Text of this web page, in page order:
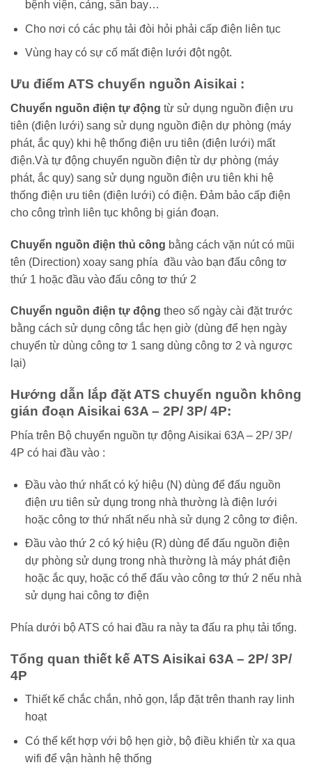
bệnh viện, cảng, sân bay…
Cho nơi có các phụ tải đòi hỏi phải cấp điện liên tục
Vùng hay có sự cố mất điện lưới đột ngột.
Ưu điểm ATS chuyển nguồn Aisikai :
Chuyển nguồn điện tự động từ sử dụng nguồn điện ưu
tiên (điện lưới) sang sử dụng nguồn điện dự phòng (máy
phát, ắc quy) khi hệ thống điện ưu tiên (điện lưới) mất
điện.Và tự động chuyển nguồn điện từ dự phòng (máy
phát, ắc quy) sang sử dụng nguồn điện ưu tiên khi hệ
thống điện ưu tiên (điện lưới) có điện. Đảm bảo cấp điện
cho công trình liên tục không bị gián đoạn.
Chuyển nguồn điện thủ công bằng cách vặn nút có mũi
tên (Direction) xoay sang phía đầu vào bạn đấu công tơ
thứ 1 hoặc đầu vào đấu công tơ thứ 2
Chuyển nguồn điện tự động theo số ngày cài đặt trước
bằng cách sử dụng công tắc hẹn giờ (dùng để hẹn ngày
chuyển từ dùng công tơ 1 sang dùng công tơ 2 và ngược
lại)
Hướng dẫn lắp đặt ATS chuyển nguồn không
gián đoạn Aisikai 63A – 2P/ 3P/ 4P:
Phía trên Bộ chuyển nguồn tự động Aisikai 63A – 2P/ 3P/
4P có hai đầu vào :
Đầu vào thứ nhất có ký hiệu (N) dùng để đấu nguồn
điện ưu tiên sử dụng trong nhà thường là điện lưới
hoặc công tơ thứ nhất nếu nhà sử dụng 2 công tơ điện.
Đầu vào thứ 2 có ký hiệu (R) dùng để đấu nguồn điện
dự phòng sử dụng trong nhà thường là máy phát điện
hoặc ắc quy, hoặc có thể đấu vào công tơ thứ 2 nếu nhà
sử dụng hai công tơ điện
Phía dưới bộ ATS có hai đầu ra này ta đấu ra phụ tải tổng.
Tổng quan thiết kế ATS Aisikai 63A – 2P/ 3P/
4P
Thiết kế chắc chắn, nhỏ gọn, lắp đặt trên thanh ray linh
hoạt
Có thể kết hợp với bộ hẹn giờ, bộ điều khiển từ xa qua
wifi để vận hành hệ thống